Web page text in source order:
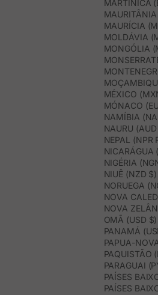
MARTINICA
MAURÍCIA
MOLDÁVIA
MONGÓLIA
MÉXICO
MÓNACO
NAMÍBIA
NAURU
NEPAL (NPR
NICARÁGUA
NIGÉRIA
NIUÊ (NZD $)
NORUEGA
NOVA
NOVA
OMÃ (USD $)
PANAMÁ
PAPUA-
PAQUISTÃO
PARAGUAI
PAÍSES
PAÍSES